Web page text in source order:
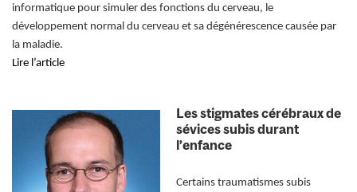
informatique pour simuler des fonctions du cerveau, le
développement normal du cerveau et sa dégénérescence causée par
la maladie.
Lire l’article
Les stigmates cérébraux de
sévices subis durant
l’enfance
Certains traumatismes subis